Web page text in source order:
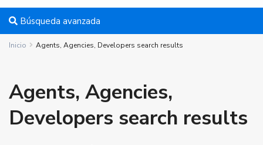
Búsqueda avanzada
Inicio Agents, Agencies, Developers search results
Agents, Agencies,
Developers search results